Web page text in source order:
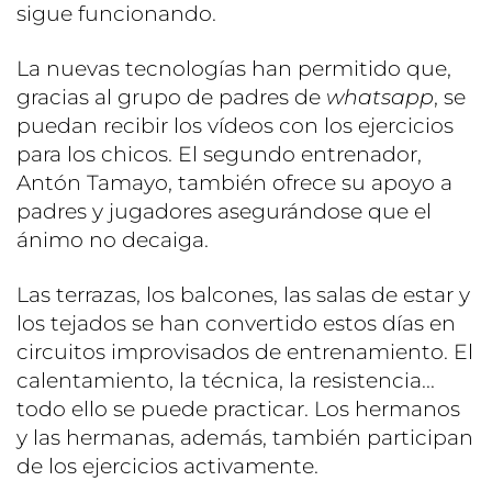
sigue funcionando.
La nuevas tecnologías han permitido que,
gracias al grupo de padres de whatsapp, se
puedan recibir los vídeos con los ejercicios
para los chicos. El segundo entrenador,
Antón Tamayo, también ofrece su apoyo a
padres y jugadores asegurándose que el
ánimo no decaiga.
Las terrazas, los balcones, las salas de estar y
los tejados se han convertido estos días en
circuitos improvisados de entrenamiento. El
calentamiento, la técnica, la resistencia...
todo ello se puede practicar. Los hermanos
y las hermanas, además, también participan
de los ejercicios activamente.